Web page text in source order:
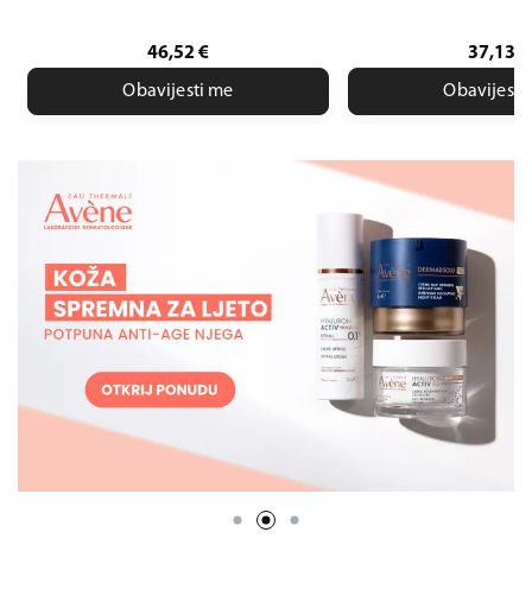
46,52 €
Obavijesti me
37,13
Obavijesti